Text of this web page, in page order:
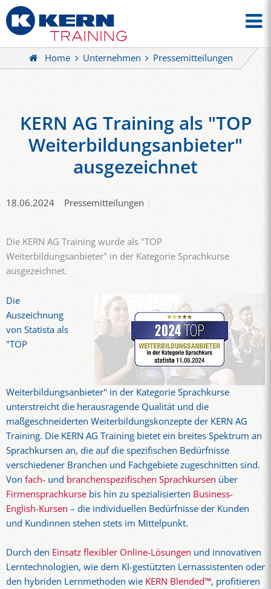
Home Unternehmen Pressemitteilungen
KERN AG Training als "TOP
Weiterbildungsanbieter"
ausgezeichnet
18.06.2024 Pressemitteilungen
Die KERN AG Training wurde als "TOP
Weiterbildungsanbieter" in der Kategorie Sprachkurse
ausgezeichnet.
Die
Auszeichnung
von Statista als
"TOP
Weiterbildungsanbieter" in der Kategorie Sprachkurse
unterstreicht die herausragende Qualität und die
maßgeschneiderten Weiterbildungskonzepte der KERN AG
Training. Die KERN AG Training bietet ein breites Spektrum an
Sprachkursen an, die auf die spezifischen Bedürfnisse
verschiedener Branchen und Fachgebiete zugeschnitten sind.
Von fach- und branchenspezifischen Sprachkursen über
Firmensprachkurse bis hin zu spezialisierten Business-
English-Kursen – die individuellen Bedürfnisse der Kunden
und Kundinnen stehen stets im Mittelpunkt.
Durch den Einsatz flexibler Online-Lösungen und innovativen
Lerntechnologien, wie dem KI-gestützten Lernassistenten oder
den hybriden Lernmethoden wie KERN Blended™, profitieren